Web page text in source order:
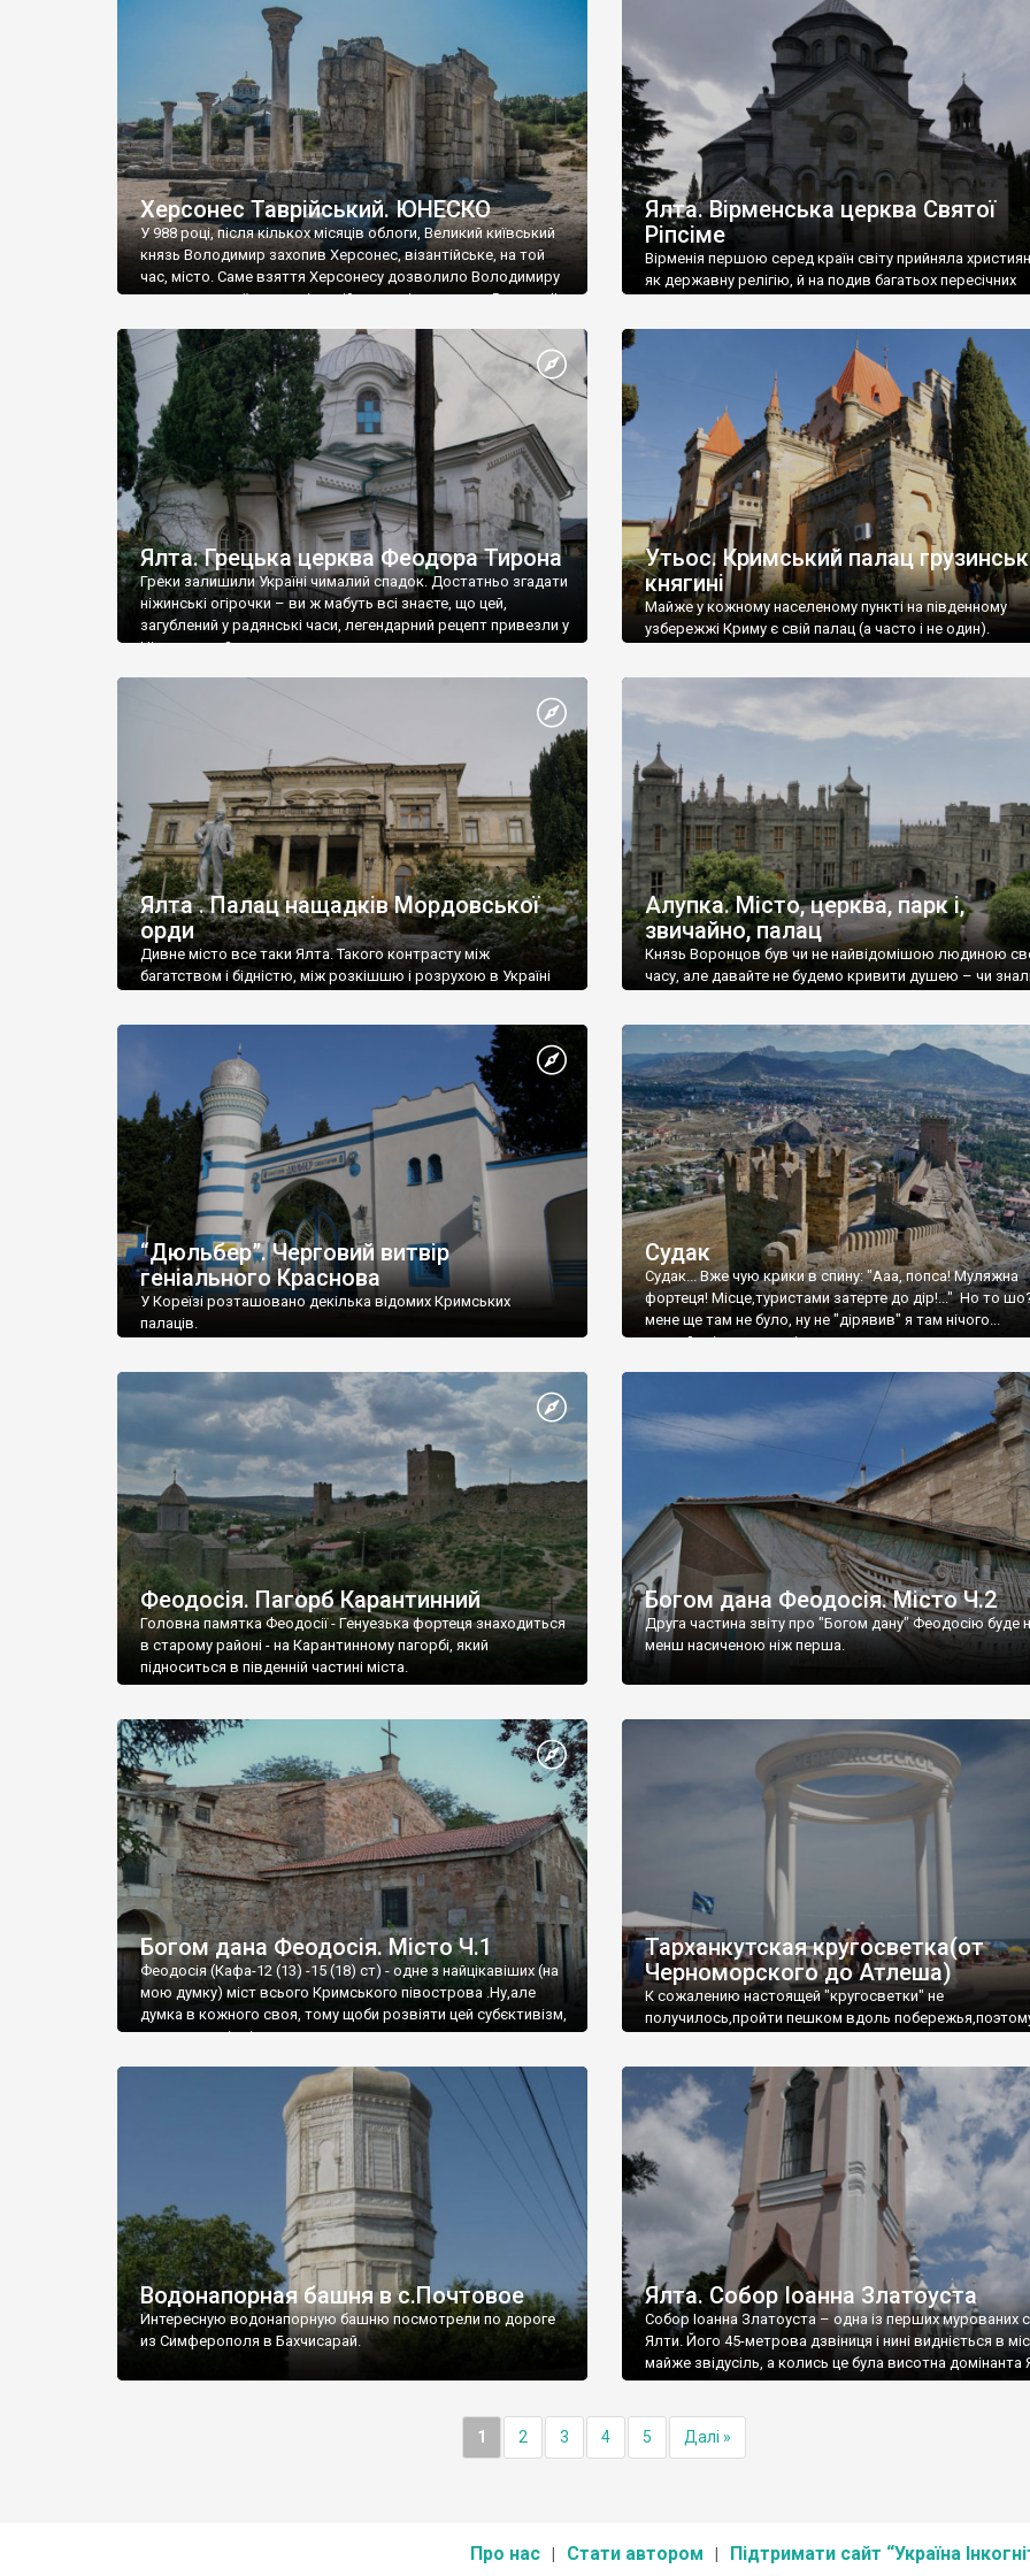
візантійської доби. Раритети викрадені з фондів об’єкту
культурної спадщини ЮНЕСКО «Херсонеса Таврійського».
Офіційно – на виставку «Золото Візантії», але експерти та
влада в Україні вважають це лише […]
називаються «повстяками» (postaki)…” “Вино. Крим
виробляє відмінне вино і його вдосталь: воно все
легке біле і дуже […]
Херсонес Таврійський. ЮНЕСКО
У 988 році, після кількох місяців облоги, Великий київський
князь Володимир захопив Херсонес, візантійське, на той
час, місто. Саме взяття Херсонесу дозволило Володимиру
диктувати свої умови візантійському імператору Василю ІІ,
Херсонесі Володимир-язичник, став Василем-
християнином. А потім було Хрещення Русі. На честь
Херсонесу Таврійського названо місто […]
Ялта. Вірменська церква Святої
Ріпсіме
Вірменія першою серед країн світу прийняла
як державну релігію, й на подив багатьох пересічних
Ялта. Грецька церква Феодора Тирона
Греки залишили Україні чималий спадок. Достатньо згадати
ніжинські огірочки – ви ж мабуть всі знаєте, що цей,
загублений у радянські часи, легендарний рецепт привезли у
Ніжин греки?
Утьос. Кримський палац
княгині
Майже у кожному населеному пункті на південному
узбережжі Криму є свій палац (а часто і не один).
Ялта . Палац нащадків Мордовської
орди
Дивне місто все таки Ялта. Такого контрасту між
багатством і бідністю, між розкішшю і розрухою в Україні
Алупка. Місто, церква, парк і,
звичайно, палац
Князь Воронцов був чи не найвідомішою людиною
часу, але давайте не будемо кривити душею – чи
“Дюльбер”. Черговий витвір
геніального Краснова
У Кореїзі розташовано декілька відомих Кримських
палаців.
Судак
Судак... Вже чую крики в спину: "Ааа, попса! Муляжна
фортеця! Місце,туристами затерте до дір!..." Но то
мене ще там не було, ну не "дірявив" я там нічого...
принаймні до цього літа.
Феодосія. Пагорб Карантинний
Головна памятка Феодосії - Генуезька фортеця знаходиться
в старому районі - на Карантинному пагорбі, який
підноситься в південній частині міста.
Богом дана Феодосія. Місто Ч.2
Друга частина звіту про "Богом дану" Феодосію буде
менш насиченою ніж перша.
Богом дана Феодосія. Місто Ч.1
Феодосія (Кафа-12 (13) -15 (18) ст) - одне з найцікавіших (на
мою думку) міст всього Кримського півострова .Ну,але
думка в кожного своя, тому щоби розвіяти цей субєктивізм,
запрошую відвідати це
Тарханкутская кругосветка(от
Черноморского до Атлеша)
К сожалению настоящей "кругосветки" не
получилось,пройти пешком вдоль
Водонапорная башня в с.Почтовое
Интересную водонапорную башню посмотрели по дороге
из Симферополя в Бахчисарай.
Ялта. Собор Іоанна Златоуста
Собор Іоанна Златоуста – одна із перших мурованих
Ялти. Його 45-метрова дзвіниця і нині видніється в
майже звідусіль, а колись це була висотна домінанта
1 2 3 4 5 Далі »
Про нас Стати автором Підтримати сайт “Україна